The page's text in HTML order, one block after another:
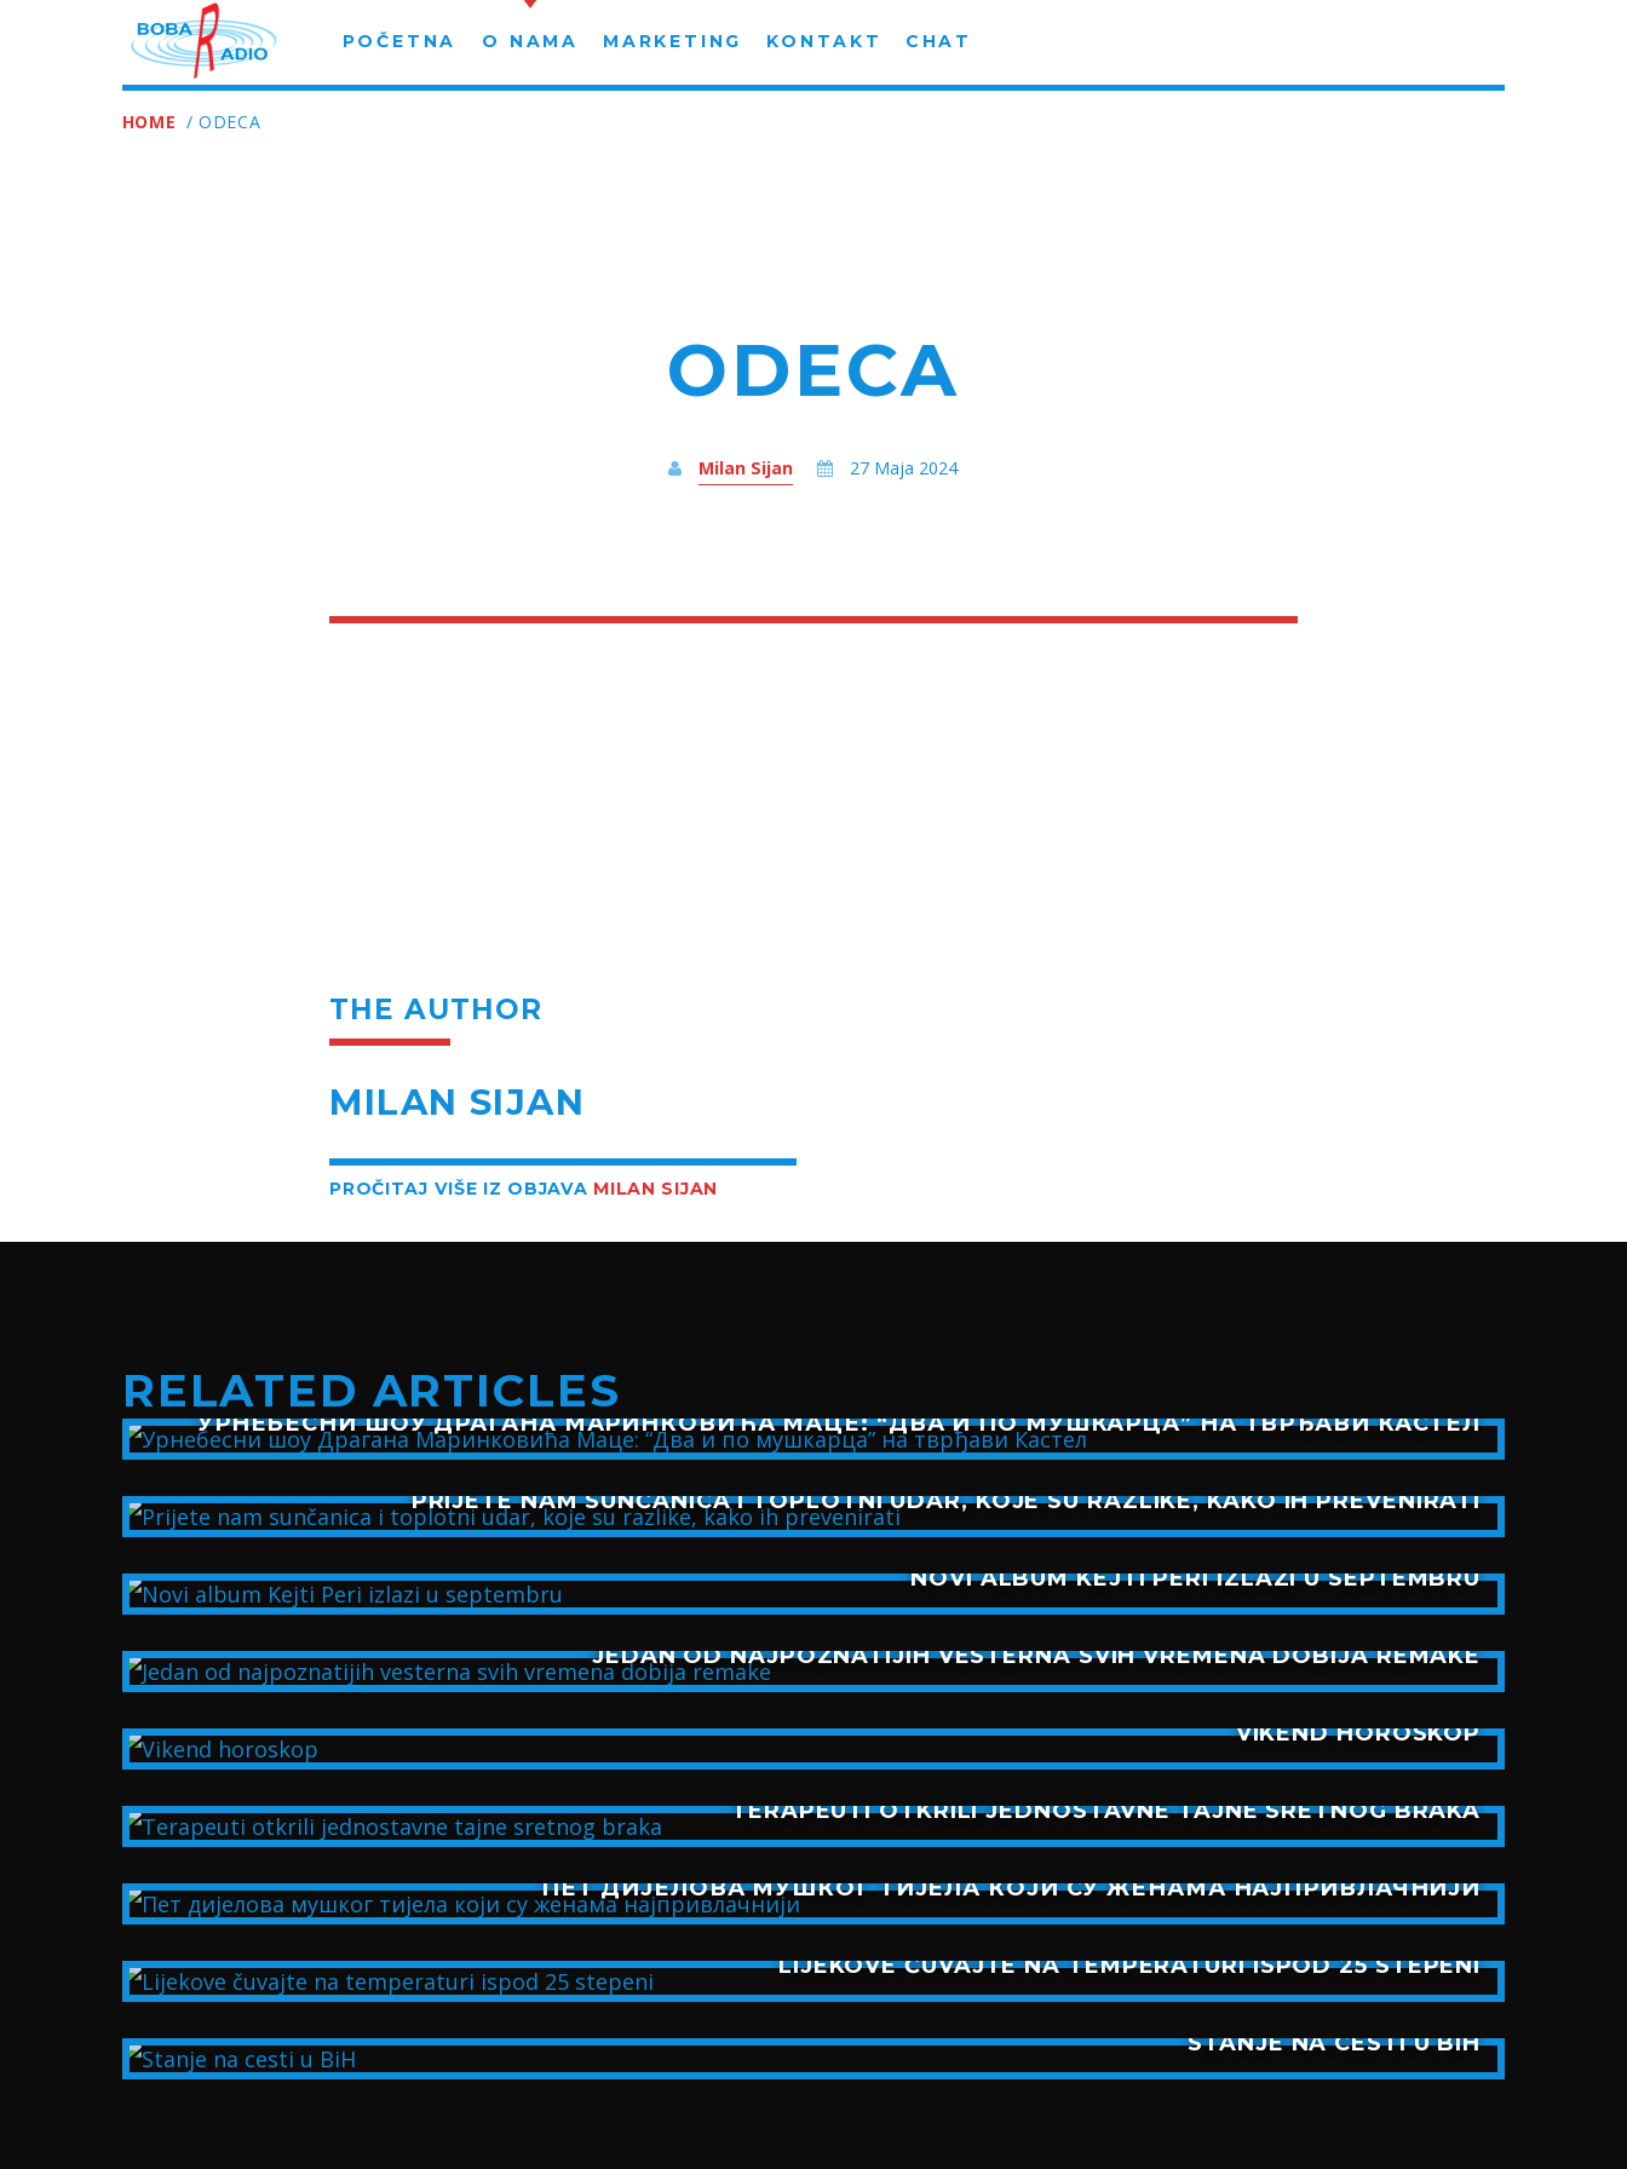
POČETNA O NAMA MARKETING KONTAKT CHAT
HOME / ODECA
ODECA
Milan Sijan 27 Maja 2024
THE AUTHOR
MILAN SIJAN
PROČITAJ VIŠE IZ OBJAVA MILAN SIJAN
RELATED ARTICLES
УРНЕБЕСНИ ШОУ ДРАГАНА МАРИНКОВИЋА МАЦЕ: “ДВА И ПО МУШКАРЦА” НА ТВРЂАВИ КАСТЕЛ
PRIJETE NAM SUNČANICA I TOPLOTNI UDAR, KOJE SU RAZLIKE, KAKO IH PREVENIRATI
NOVI ALBUM KEJTI PERI IZLAZI U SEPTEMBRU
JEDAN OD NAJPOZNATIJIH VESTERNA SVIH VREMENA DOBIJA REMAKE
VIKEND HOROSKOP
TERAPEUTI OTKRILI JEDNOSTAVNE TAJNE SRETNOG BRAKA
ПЕТ ДИЈЕЛОВА МУШКОГ ТИЈЕЛА КОЈИ СУ ЖЕНАМА НАЈПРИВЛАЧНИЈИ
LIJEKOVE ČUVAJTE NA TEMPERATURI ISPOD 25 STEPENI
STANJE NA CESTI U BIH